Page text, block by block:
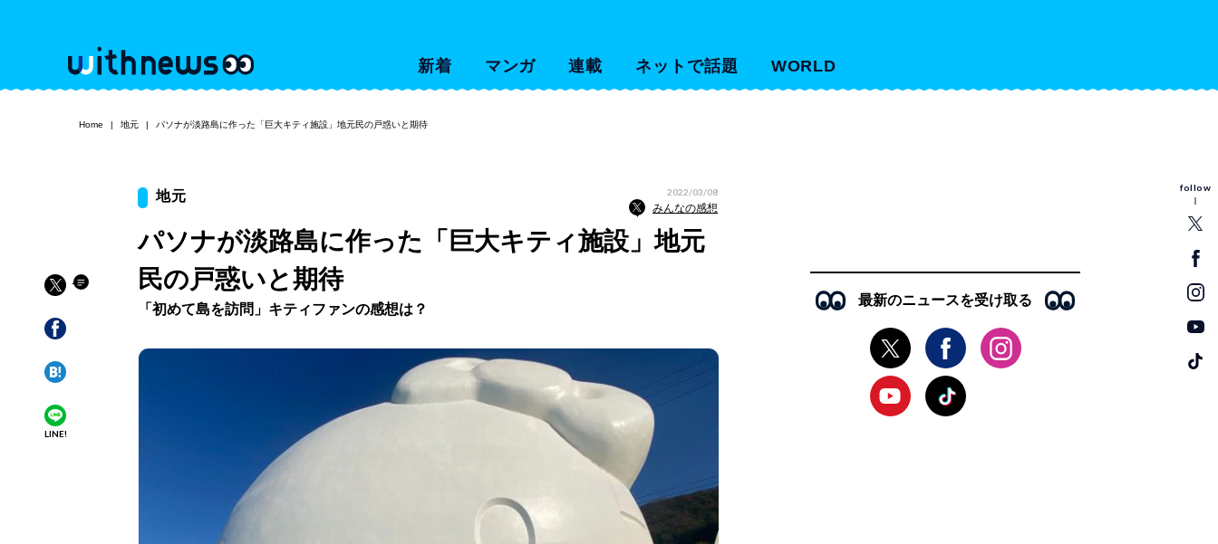
新着 マンガ 連載 ネットで話題 WORLD
follow
Home 地元 パソナが淡路島に作った「巨大キティ施設」地元民の戸惑いと期待
LINE!
地元 2022/03/08
みんなの感想
パソナが淡路島に作った「巨大キティ施設」地元
民の戸惑いと期待
「初めて島を訪問」キティファンの感想は？
最新のニュースを受け取る